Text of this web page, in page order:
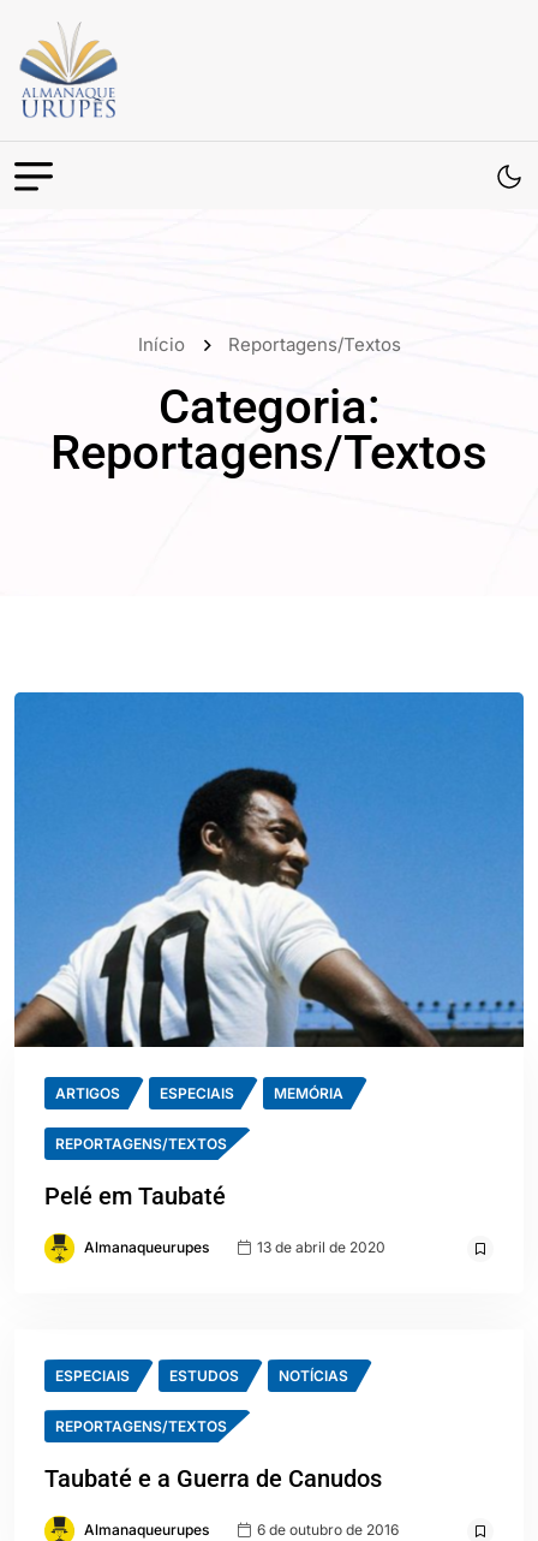
Início Reportagens/Textos
Categoria:
Reportagens/Textos
ARTIGOS ESPECIAIS MEMÓRIA
REPORTAGENS/TEXTOS
Pelé em Taubaté
Almanaqueurupes 13 de abril de 2020
ESPECIAIS ESTUDOS NOTÍCIAS
REPORTAGENS/TEXTOS
Taubaté e a Guerra de Canudos
Almanaqueurupes 6 de outubro de 2016